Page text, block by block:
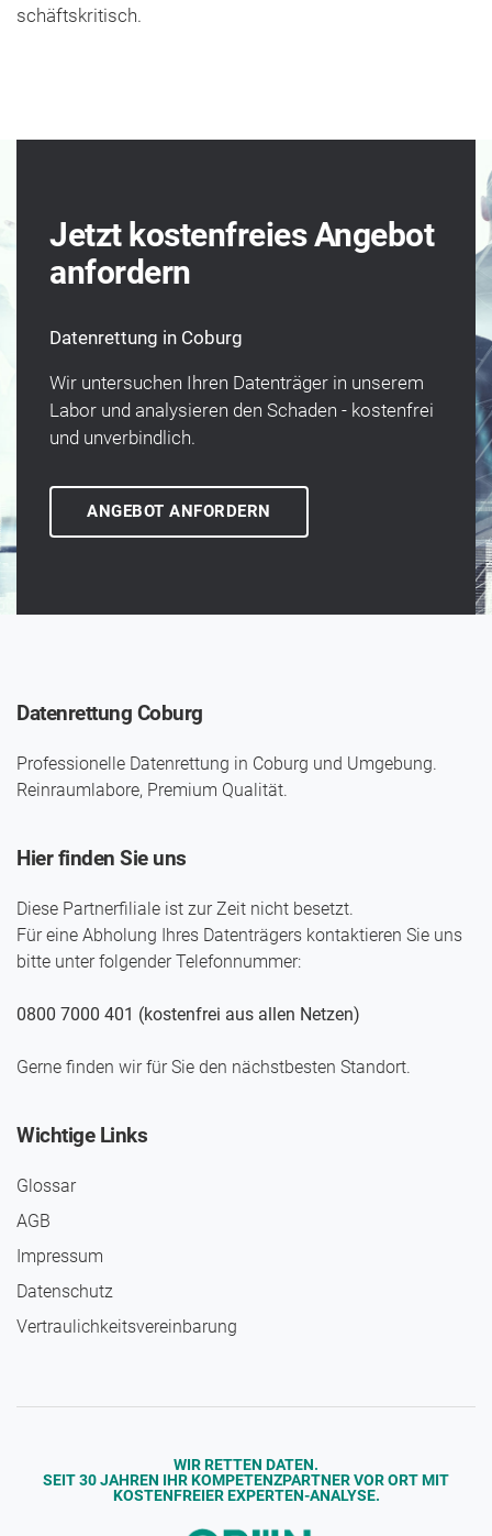
schäfts­kritisch.
Jetzt kostenfreies Angebot
anfordern
Datenrettung in Coburg
Wir unter­suchen Ihren Daten­träger in unserem
Labor und analysieren den Schaden - kosten­frei
und un­verbindlich.
ANGEBOT ANFORDERN
Datenrettung Coburg
Professionelle Datenrettung in Coburg und Umgebung.
Reinraumlabore, Premium Qualität.
Hier finden Sie uns
Diese Partnerfiliale ist zur Zeit nicht besetzt.
Für eine Abholung Ihres Daten­trägers kontaktieren Sie uns
bitte unter folgender Telefon­nummer:
0800 7000 401 (kostenfrei aus allen Netzen)
Gerne finden wir für Sie den nächst­besten Standort.
Wichtige Links
Glossar
AGB
Impressum
Daten­schutz
Vertraulichkeits­vereinbarung
WIR RETTEN DATEN.
SEIT 30 JAHREN IHR KOMPETENZPARTNER VOR ORT MIT
KOSTENFREIER EXPERTEN-ANALYSE.